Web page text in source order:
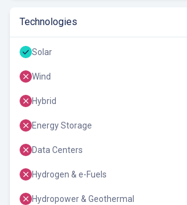
Technologies
Solar
Wind
Hybrid
Energy Storage
Data Centers
Hydrogen & e-Fuels
Hydropower & Geothermal